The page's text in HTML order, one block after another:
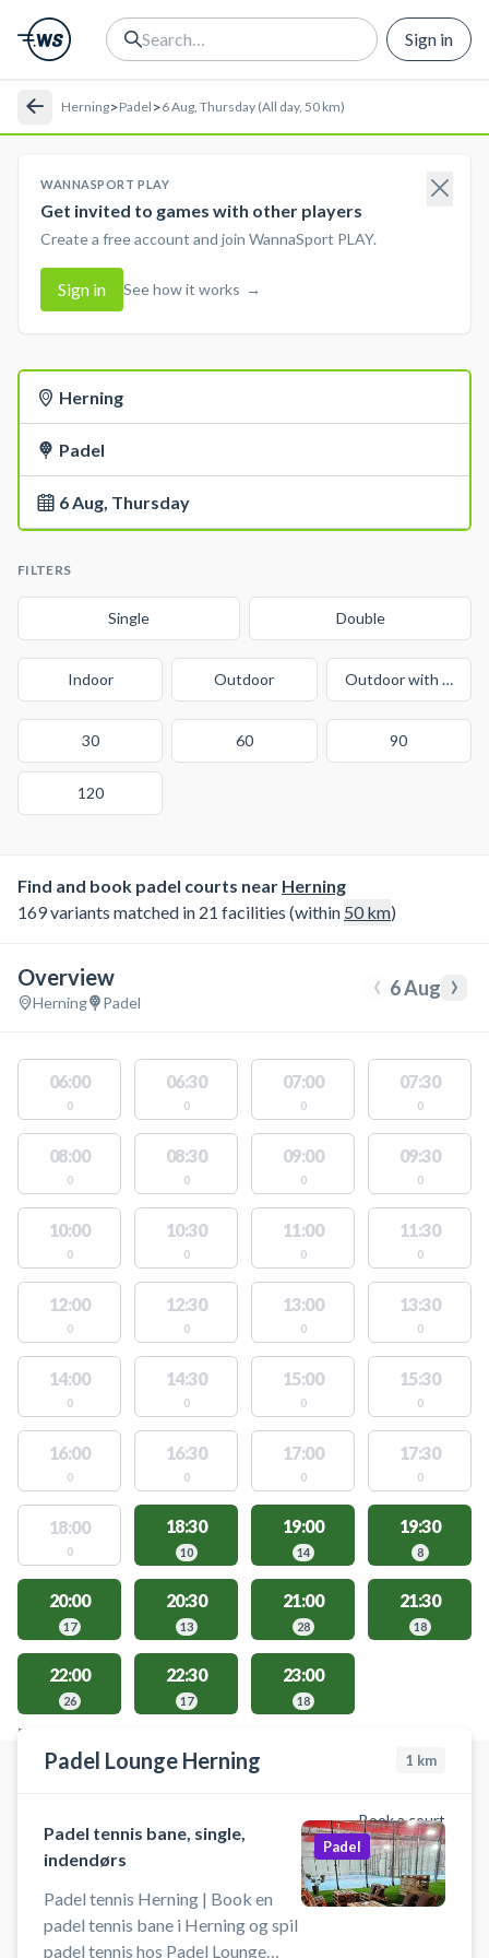
Sign in
Herning>Padel >6 Aug, Thursday (All day, 50 km)
WANNASPORT PLAY
Get invited to games with other players
Create a free account and join WannaSport PLAY.
Sign in See how it works →
Herning
Padel
6 Aug, Thursday
FILTERS
Single Double
Indoor Outdoor Outdoor with cover
30 60 90
120
Find and book padel courts near Herning
169 variants matched in 21 facilities (within 50km)
Overview
Herning Padel ‹ 6 Aug ›
06:00
0
06:30
0
07:00
0
07:30
0
08:00
0
08:30
0
09:00
0
09:30
0
10:00
0
10:30
0
11:00
0
11:30
0
12:00
0
12:30
0
13:00
0
13:30
0
14:00
0
14:30
0
15:00
0
15:30
0
16:00
0
16:30
0
17:00
0
17:30
0
18:00
0
18:30
10
19:00
14
19:30
8
20:00
17
20:30
13
21:00
28
21:30
18
22:00
26
22:30
17
23:00
18
FACILITIES WITH AVAILABLE ACTIVITIES
Padel Lounge Herning 1 km
Book a court
Padel tennis bane, single,
indendørs
Padel tennis Herning | Book en
padel tennis bane i Herning og spil
padel tennis hos Padel Lounge
Padel